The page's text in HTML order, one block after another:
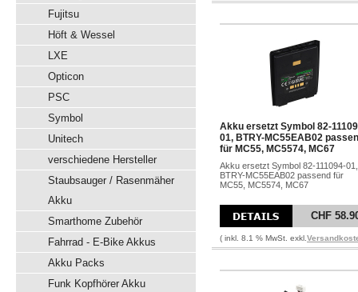
Fujitsu
Höft & Wessel
LXE
Opticon
PSC
Symbol
Unitech
verschiedene Hersteller
Staubsauger / Rasenmäher
Akku
Smarthome Zubehör
Fahrrad - E-Bike Akkus
Akku Packs
Funk Kopfhörer Akku
Akku ersetzt Symbol 82-
01, BTRY-MC55EAB02
für MC55, MC5574, MC67
Akku ersetzt Symbol 82-111094-01,
BTRY-MC55EAB02 passend für
MC55, MC5574, MC67
CHF
( inkl. 8.1 % MwSt. exkl.